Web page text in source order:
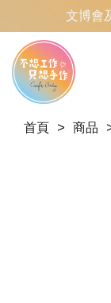
文博會
首頁 商品